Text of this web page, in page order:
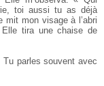
toi aussi tu as déjà
mon visage à l’abri
tira une chaise de
parles souvent avec